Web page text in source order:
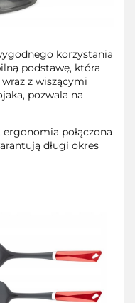
korzystania
podstawę, która
z wiszącymi
pozwala na
połączona
długi okres